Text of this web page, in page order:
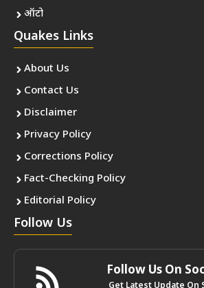
ऑटो
Quakes Links
About Us
Contact Us
Disclaimer
Privacy Policy
Corrections Policy
Fact-Checking Policy
Editorial Policy
Follow Us
Follow Us On